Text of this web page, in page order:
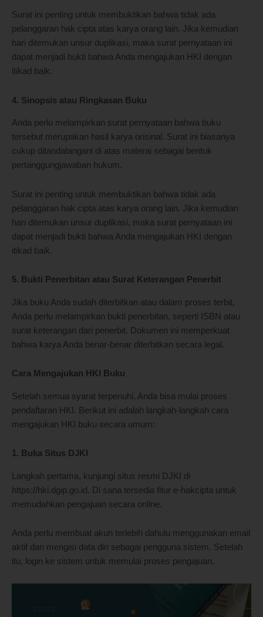
Surat ini penting untuk membuktikan bahwa tidak ada
pelanggaran hak cipta atas karya orang lain. Jika kemudian
hari ditemukan unsur duplikasi, maka surat pernyataan ini
dapat menjadi bukti bahwa Anda mengajukan HKI dengan
itikad baik.
4. Sinopsis atau Ringkasan Buku
Anda perlu melampirkan surat pernyataan bahwa buku
tersebut merupakan hasil karya orisinal. Surat ini biasanya
cukup ditandatangani di atas materai sebagai bentuk
pertanggungjawaban hukum.
Surat ini penting untuk membuktikan bahwa tidak ada
pelanggaran hak cipta atas karya orang lain. Jika kemudian
hari ditemukan unsur duplikasi, maka surat pernyataan ini
dapat menjadi bukti bahwa Anda mengajukan HKI dengan
itikad baik.
5. Bukti Penerbitan atau Surat Keterangan Penerbit
Jika buku Anda sudah diterbitkan atau dalam proses terbit,
Anda perlu melampirkan bukti penerbitan, seperti ISBN atau
surat keterangan dari penerbit. Dokumen ini memperkuat
bahwa karya Anda benar-benar diterbitkan secara legal.
Cara Mengajukan HKI Buku
Setelah semua syarat terpenuhi, Anda bisa mulai proses
pendaftaran HKI. Berikut ini adalah langkah-langkah cara
mengajukan HKI buku secara umum:
1. Buka Situs DJKI
Langkah pertama, kunjungi situs resmi DJKI di
https://hki.dgip.go.id. Di sana tersedia fitur e-hakcipta untuk
memudahkan pengajuan secara online.
Anda perlu membuat akun terlebih dahulu menggunakan email
aktif dan mengisi data diri sebagai pengguna sistem. Setelah
itu, login ke sistem untuk memulai proses pengajuan.